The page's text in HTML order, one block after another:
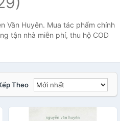
Văn Huyên. Mua tác phẩm chính
tận nhà miễn phí, thu hộ COD
Theo